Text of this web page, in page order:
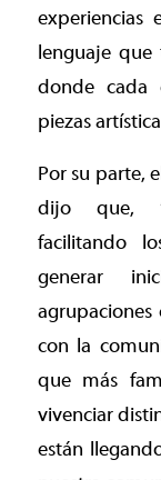
experiencias
lenguaje que
donde cada
piezas
Por su parte,
dijo que,
facilitando
generar
con la
que más
vivenciar
están